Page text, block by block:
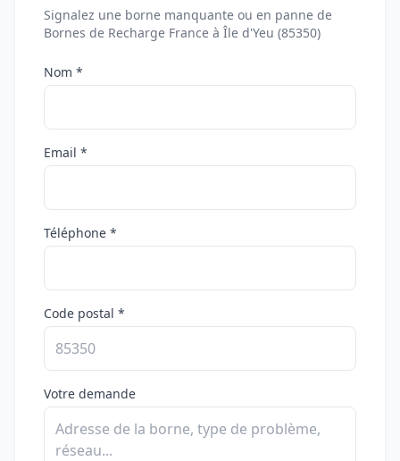
Signalez une borne manquante ou en panne de
Bornes de Recharge France à Île d'Yeu (85350)
Nom *
Email *
Téléphone *
Code postal *
Votre demande